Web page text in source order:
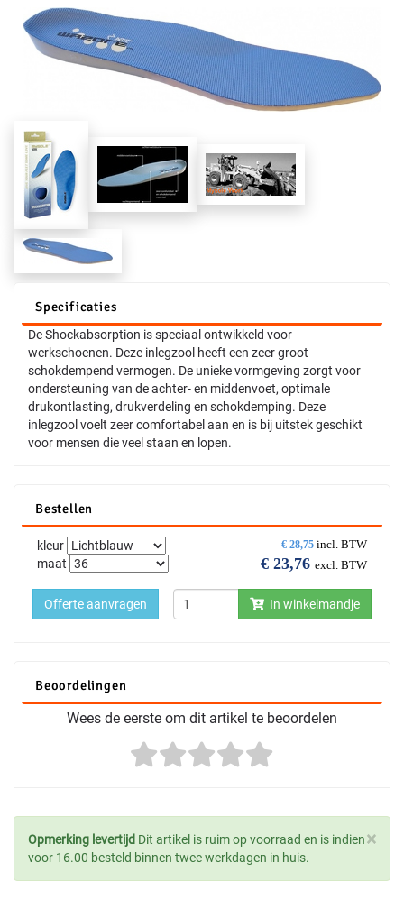
Specificaties
De Shockabsorption is speciaal ontwikkeld voor
werkschoenen. Deze inlegzool heeft een zeer groot
schokdempend vermogen. De unieke vormgeving zorgt voor
ondersteuning van de achter- en middenvoet, optimale
drukontlasting, drukverdeling en schokdemping. Deze
inlegzool voelt zeer comfortabel aan en is bij uitstek geschikt
voor mensen die veel staan en lopen.
Bestellen
€ 28,75 incl. BTW
€ 23,76 excl. BTW
kleur
maat
In winkelmandje
Offerte aanvragen
Beoordelingen
Wees de eerste om dit artikel te beoordelen
×
Opmerking levertijd Dit artikel is ruim op voorraad en is indien
voor 16.00 besteld binnen twee werkdagen in huis.